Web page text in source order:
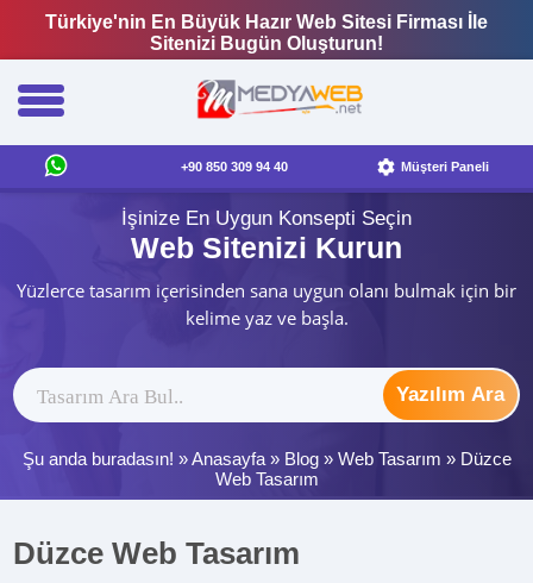
Türkiye'nin En Büyük Hazır Web Sitesi Firması İle
Sitenizi Bugün Oluşturun!
+90 850 309 94 40 Müşteri Paneli
İşinize En Uygun Konsepti Seçin
Web Sitenizi Kurun
Yüzlerce tasarım içerisinden sana uygun olanı bulmak için bir
kelime yaz ve başla.
Yazılım Ara
Şu anda buradasın! »Anasayfa» Blog» Web Tasarım » Düzce
Web Tasarım
Düzce Web Tasarım